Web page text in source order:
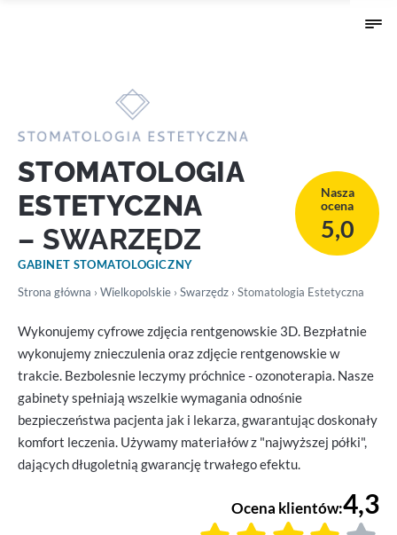
STOMATOLOGIA
ESTETYCZNA
– SWARZĘDZ
GABINET STOMATOLOGICZNY
Nasza
ocena
5,0
Strona główna › Wielkopolskie › Swarzędz › Stomatologia Estetyczna
Wykonujemy cyfrowe zdjęcia rentgenowskie 3D. Bezpłatnie
wykonujemy znieczulenia oraz zdjęcie rentgenowskie w
trakcie. Bezbolesnie leczymy próchnice - ozonoterapia. Nasze
gabinety spełniają wszelkie wymagania odnośnie
bezpieczeństwa pacjenta jak i lekarza, gwarantując doskonały
komfort leczenia. Używamy materiałów z "najwyższej półki",
dających długoletnią gwarancję trwałego efektu.
Ocena klientów:4,3